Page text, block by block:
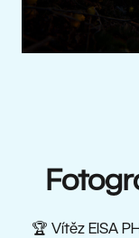
🏆 Vítěz EISA